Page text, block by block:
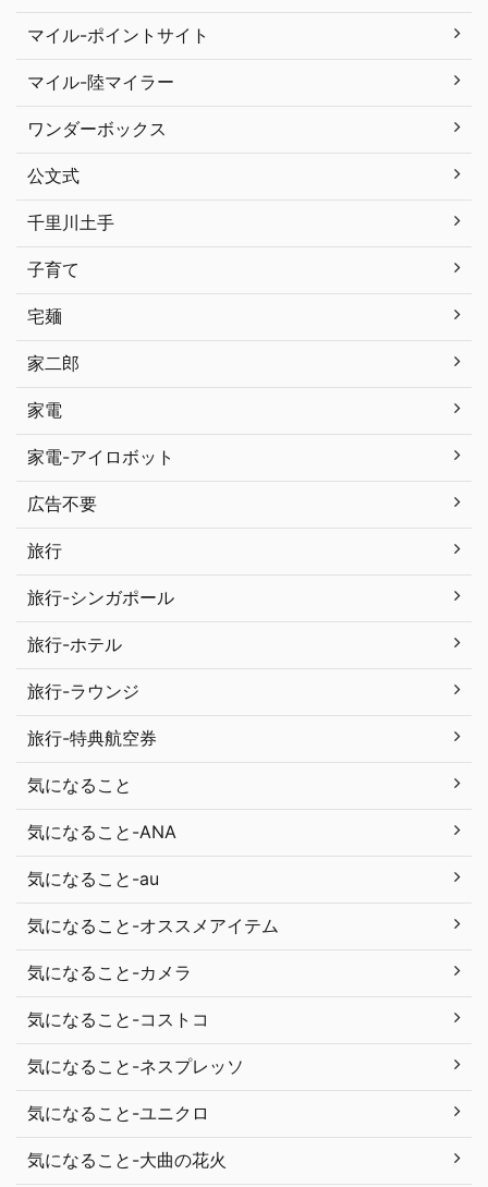
マイル-ポイントサイト
マイル-陸マイラー
ワンダーボックス
公文式
千里川土手
子育て
宅麺
家二郎
家電
家電-アイロボット
広告不要
旅行
旅行-シンガポール
旅行-ホテル
旅行-ラウンジ
旅行-特典航空券
気になること
気になること-ANA
気になること-au
気になること-オススメアイテム
気になること-カメラ
気になること-コストコ
気になること-ネスプレッソ
気になること-ユニクロ
気になること-大曲の花火